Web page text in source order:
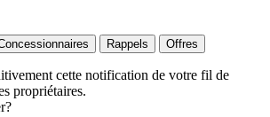
Rappels Offres
cette notification de votre fil de
propriétaires.